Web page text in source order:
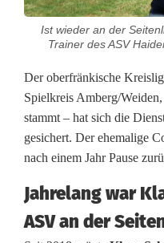
i
a
N
o
r
d
:
Ist wieder an der
Trainer des ASV
Der oberfränkische
Spielkreis Amberg/
stammt – hat sich die
gesichert. Der ehemalige
nach einem Jahr Pause
Jahrelang war
ASV an der